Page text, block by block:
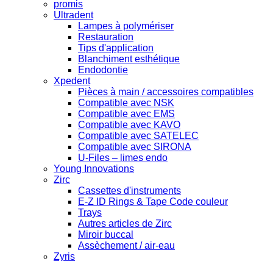
promis
Ultradent
Lampes à polymériser
Restauration
Tips d'application
Blanchiment esthétique
Endodontie
Xpedent
Pièces à main / accessoires compatibles
Compatible avec NSK
Compatible avec EMS
Compatible avec KAVO
Compatible avec SATELEC
Compatible avec SIRONA
U-Files – limes endo
Young Innovations
Zirc
Cassettes d'instruments
E-Z ID Rings & Tape Code couleur
Trays
Autres articles de Zirc
Miroir buccal
Assèchement / air-eau
Zyris